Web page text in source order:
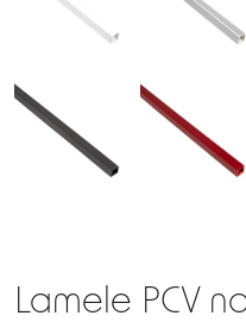
Lamele PCV